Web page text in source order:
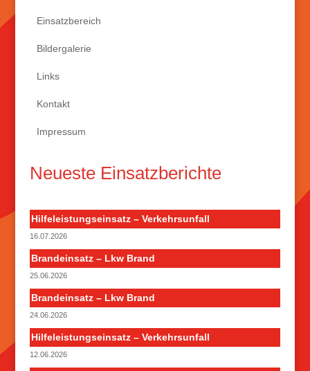
Einsatzbereich
Bildergalerie
Links
Kontakt
Impressum
Neueste Einsatzberichte
Hilfeleistungseinsatz – Verkehrsunfall
16.07.2026
Brandeinsatz – Lkw Brand
25.06.2026
Brandeinsatz – Lkw Brand
24.06.2026
Hilfeleistungseinsatz – Verkehrsunfall
12.06.2026